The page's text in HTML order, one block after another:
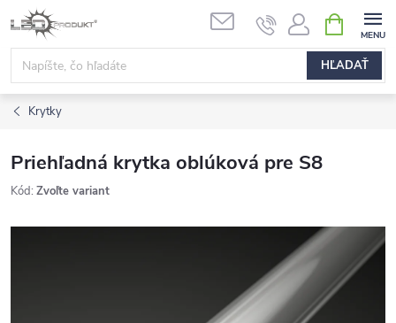
Prejsť
na
obsah
HĽADAŤ
KOŠÍK
Krytky
Priehľadná krytka oblúková pre S8
Kód: Zvoľte variant